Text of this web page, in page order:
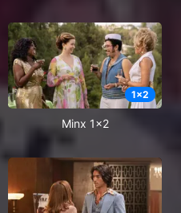
1x2
Minx 1x2